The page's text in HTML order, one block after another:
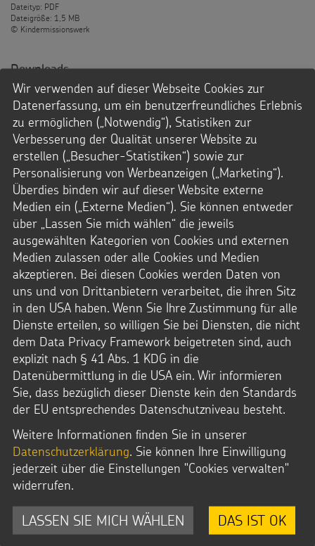
Dateityp: PDF
Dateigröße: 1,5 MB
© Kindermissionswerk
Downloads
PDF-Datei
Wir verwenden auf dieser Webseite Cookies zur
Datenerfassung, um ein benutzerfreundliches Erlebnis
zu ermöglichen („Notwendig“), Statistiken zur
Verbesserung der Qualität unserer Website zu
erstellen („Besucher-Statistiken“) sowie zur
Personalisierung von Werbeanzeigen („Marketing“).
Überdies binden wir auf dieser Website externe
Medien ein („Externe Medien“). Sie können entweder
über „Lassen Sie mich wählen“ die jeweils
ausgewählten Kategorien von Cookies und externen
Medien zulassen oder alle Cookies und Medien
akzeptieren. Bei diesen Cookies werden Daten von
uns und von Drittanbietern verarbeitet, die ihren Sitz
in den USA haben. Wenn Sie Ihre Zustimmung für alle
Dienste erteilen, so willigen Sie bei Diensten, die nicht
dem Data Privacy Framework beigetreten sind, auch
explizit nach § 41 Abs. 1 KDG in die
Datenübermittlung in die USA ein. Wir informieren
Sie, dass bezüglich dieser Dienste kein den Standards
der EU entsprechendes Datenschutzniveau besteht.
Weitere Informationen finden Sie in unserer
Datenschutzerklärung. Sie können Ihre Einwilligung
jederzeit über die Einstellungen "Cookies verwalten"
widerrufen.
LASSEN SIE MICH WÄHLEN DAS IST OK